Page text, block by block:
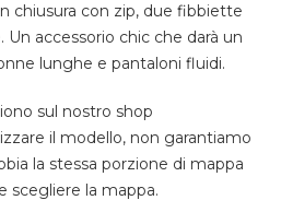
chiusura con zip, due fibbiette
Un accessorio chic che darà un
lunghe e pantaloni fluidi.
sul nostro shop
il modello, non garantiamo
la stessa porzione di mappa
scegliere la mappa.